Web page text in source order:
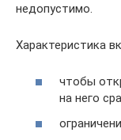
недопустимо.
Характеристика
чтобы
на него